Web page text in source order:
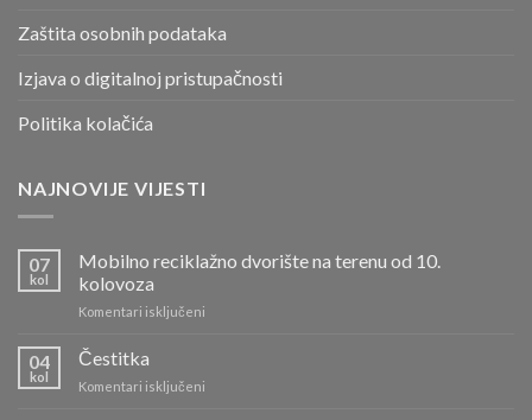
Zaštita osobnih podataka
Izjava o digitalnoj pristupačnosti
Politika kolačića
NAJNOVIJE VIJESTI
07
kol
Mobilno reciklažno dvorište na terenu od 10.
kolovoza
Komentari isključeni
04
kol
Čestitka
Komentari isključeni